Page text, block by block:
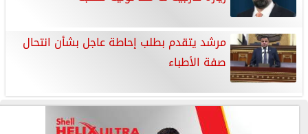
مرشد يتقدم بطلب إحاطة عاجل بشأن انتحال
صفة الأطباء